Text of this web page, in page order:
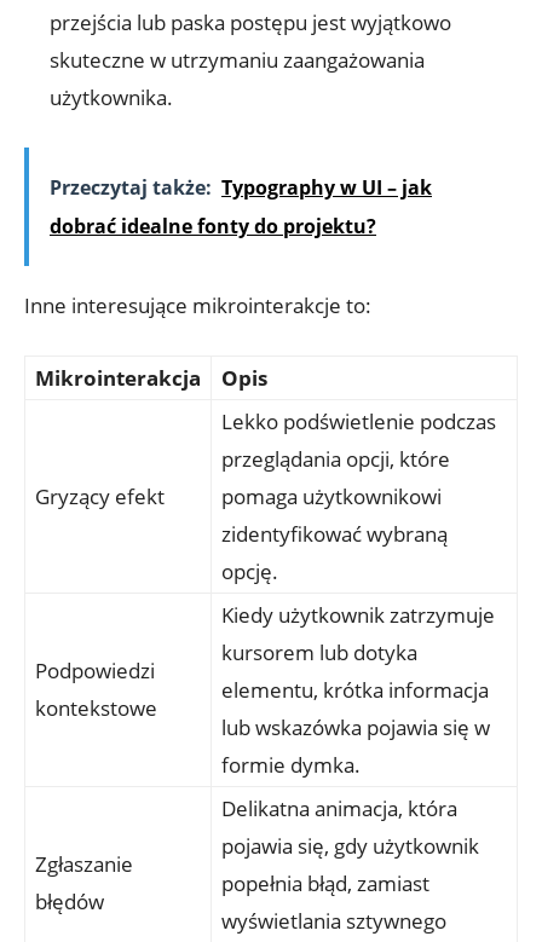
przejścia lub paska postępu jest wyjątkowo
skuteczne w utrzymaniu zaangażowania
użytkownika.
Przeczytaj także: Typography w UI – jak
dobrać idealne fonty do projektu?
Inne interesujące mikrointerakcje to:
Mikrointerakcja Opis
Gryzący efekt
Lekko podświetlenie podczas
przeglądania opcji, które
pomaga użytkownikowi
zidentyfikować wybraną
opcję.
Podpowiedzi
kontekstowe
Kiedy użytkownik zatrzymuje
kursorem lub dotyka
elementu, krótka informacja
lub wskazówka pojawia się w
formie dymka.
Zgłaszanie
błędów
Delikatna animacja, która
pojawia się, gdy użytkownik
popełnia błąd, zamiast
wyświetlania sztywnego